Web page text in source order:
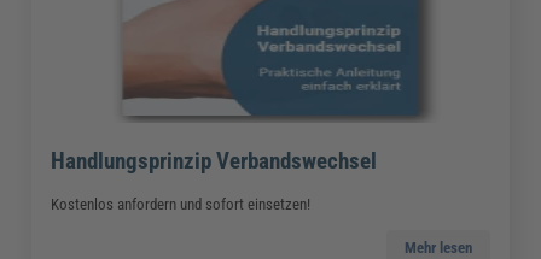
Handlungsprinzip Verbandswechsel
Kostenlos anfordern und sofort einsetzen!
Mehr lesen